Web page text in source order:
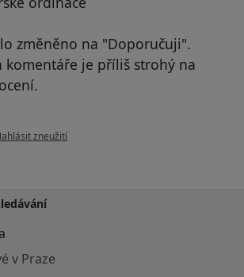
změněno na "Doporučuji".
komentáře je příliš strohý na
názoru uživatele Pacient
zneužití
v Praze